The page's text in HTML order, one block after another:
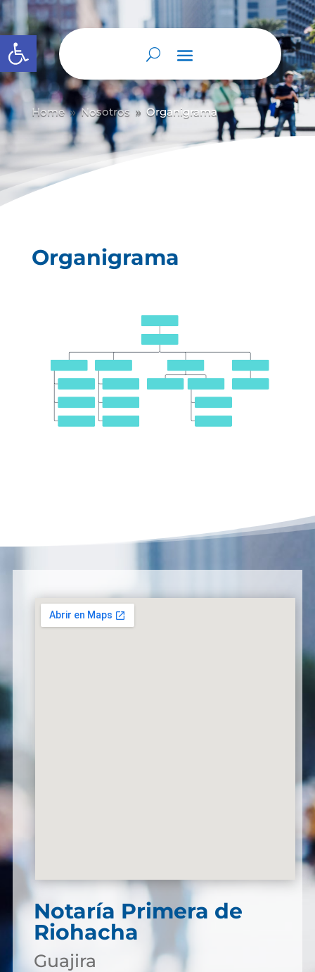
Abrir barra de herramientas
Home 9 Nosotros 9 Organigrama
Organigrama
Notaría Primera de
Riohacha
Guajira